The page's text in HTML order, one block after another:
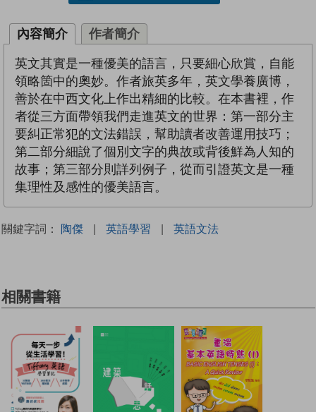
內容簡介 作者簡介
英文其實是一種優美的語言，只要細心欣賞，自能
領略箇中的奧妙。作者旅英多年，英文學養廣博，
善於在中西文化上作出精細的比較。在本書裡，作
者從三方面帶領我們走進英文的世界：第一部分主
要糾正常犯的文法錯誤，幫助讀者改善運用技巧；
第二部分細說了個別文字的典故或背後鮮為人知的
故事；第三部分則詳列例子，從而引證英文是一種
集理性及感性的優美語言。
關鍵字詞： 陶傑 | 英語學習 | 英語文法
相關書籍